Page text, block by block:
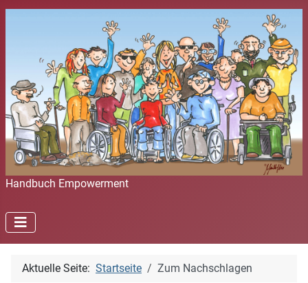
Handbuch Empowerment
Aktuelle Seite: Startseite Zum Nachschlagen